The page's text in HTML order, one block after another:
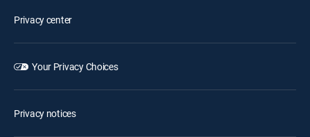
Privacy center
Your Privacy Choices
Privacy notices